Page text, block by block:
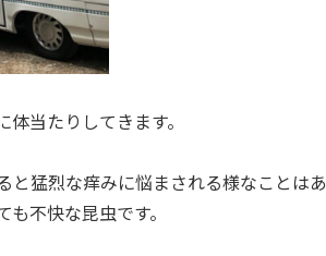
当たりしてきます。
と猛烈な痒みに悩まされる様なことはあ
不快な昆虫です。